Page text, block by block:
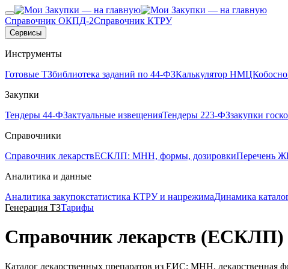
Справочник ОКПД-2Справочник КТРУ
Сервисы
Инструменты
Готовые ТЗбиблиотека заданий по 44-ФЗКалькулятор НМЦК
Закупки
Тендеры 44-ФЗактуальные извещенияТендеры 223-ФЗзакупки
Справочники
Справочник лекарствЕСКЛП: МНН, формы, дозировкиПеречень
Аналитика и данные
Аналитика закупокстатистика КТРУ и нацрежимаДинамика
Генерация ТЗТарифы
Справочник лекарств (ЕСКЛП)
Каталог лекарственных препаратов из ЕИС: МНН,